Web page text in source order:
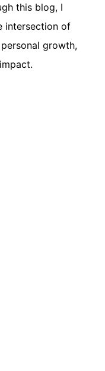
this blog, I
intersection of
growth,